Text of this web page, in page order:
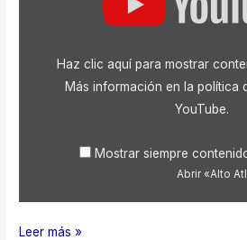
Haz clic aquí para mostrar
Más información en la política
YouTube.
Mostrar siempre
Abrir «Alto
Alto
Leer más »